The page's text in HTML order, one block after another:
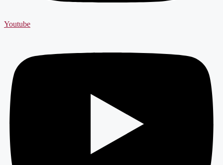
Youtube